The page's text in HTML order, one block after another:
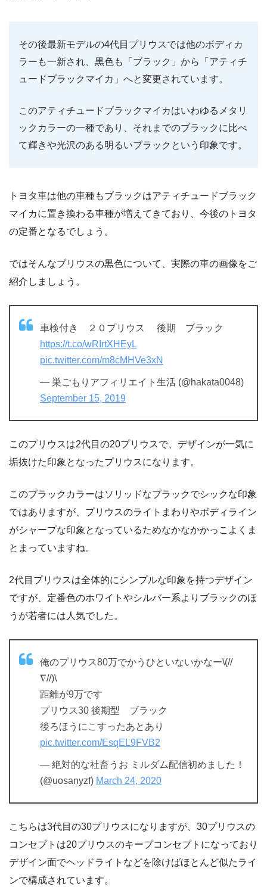
その後最新モデルの4代目プリウスでは他のボディカ
ラーも一新され、黒色も「ブラック」から「アティチ
ュードブラックマイカ」へと変更されています。
このアティチュードブラックマイカはいわゆるメタリ
ックカラーの一種であり、それまでのブラックに比べ
て輝きや光沢のある明るいブラックという印象です。
トヨタ車は他の車種もブラックはアティチュードブラック
マイカに置き換わる車種が増えてきており、今後のトヨタ
の定番となるでしょう。
ではそんなプリウスの黒色について、実際の車の画像をご
紹介しましょう。
車検付き ２０プリウス 後期 ブラック
https://t.co/wRIrtXHEyL
pic.twitter.com/m8cMHVe3xN
— 巣ごもりアフィリエイト生活 (@hakata0048)
September 15, 2019
このプリウスは2代目の20プリウスで、デザインが一気に
垢抜けた印象となったプリウスになります。
このブラックカラーはソリッドなブラックでシックな印象
ではありますが、プリウスのライトまわりやボディライン
がシャープな印象となっているためなかなかかっこよくま
とまっていますね。
2代目プリウスは全体的にシンプルな印象を持つデザイン
ですが、定番色のホワイトやシルバー系よりブラックのほ
うが若者には人気でした。
俺のプリウス80万でかうひといないかなー\(//
∇//)\
距離が9万です
プリウス30 後期型 ブラック
後ろほうにこすったあとあり
pic.twitter.com/EsqEL9FVB2
— 絶対的な社畜うお ミルダム配信初めました！
(@uosanyzf) March 24, 2020
こちらは3代目の30プリウスになりますが、30プリウスの
コンセプトは20プリウスのキープコンセプトになっており
デザイン面でヘッドライトなどを除けばほとんど似たライ
ンで構成されています。